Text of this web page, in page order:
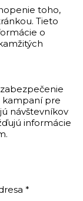
toho,
Tieto
o
kampaní pre
návštevníkov
informácie
*